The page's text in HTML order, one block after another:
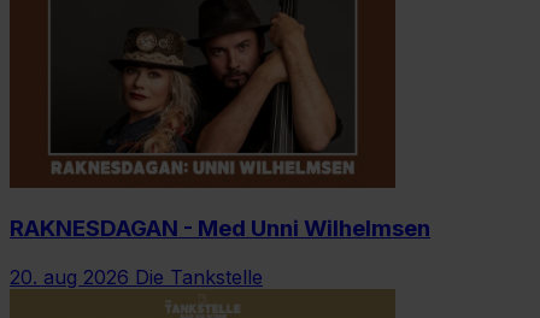
RAKNESDAGAN - Med Unni Wilhelmsen
20. aug 2026 Die Tankstelle